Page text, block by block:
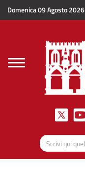
Domenica 09 Agosto 2026
Toggle
navigation